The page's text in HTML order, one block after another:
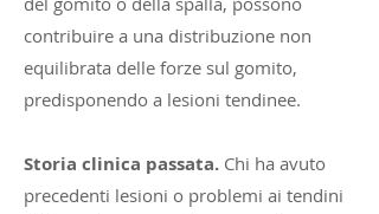
contribuire a una distribuzione non
equilibrata delle forze sul gomito,
predisponendo a lesioni tendinee.
Storia clinica passata. Chi ha avuto
precedenti lesioni o problemi ai tendini